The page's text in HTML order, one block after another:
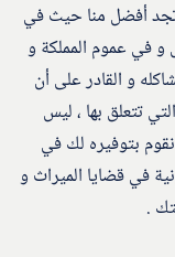
أفضل منا حيث في
في عموم المملكة و
و القادر على أن
تتعلق بها ، ليس
بتوفيره لك في
في قضايا الميراث و
.